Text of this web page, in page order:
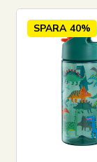
SPARA 40%